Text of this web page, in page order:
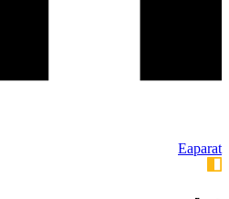
Eaparat